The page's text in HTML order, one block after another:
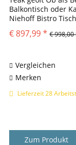
Balkontisch oder
Niehoff Bistro
Wahl. Der
€ 897,99 * €
Vergleichen
Merken
Lieferzeit 28
Zum Produkt